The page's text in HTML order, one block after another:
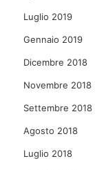
Luglio 2019
Gennaio 2019
Dicembre 2018
Novembre 2018
Settembre 2018
Agosto 2018
Luglio 2018